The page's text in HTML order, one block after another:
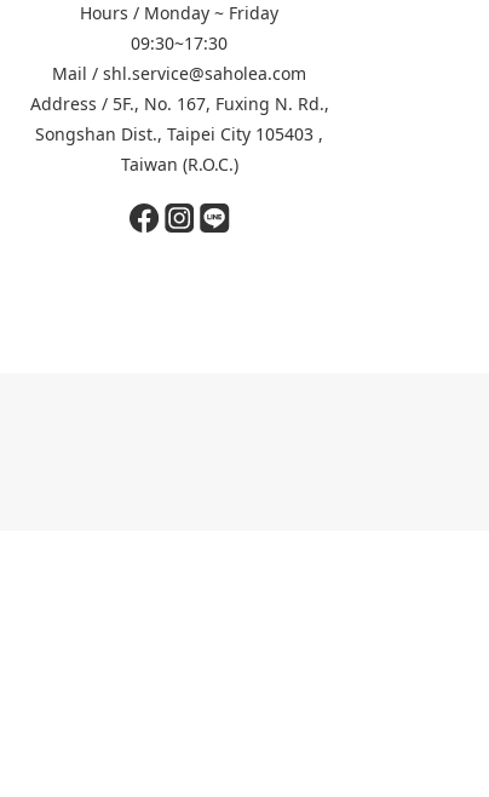
Hours / Monday ~ Friday
09:30~17:30
Mail / shl.service@saholea.com
Address / 5F., No. 167, Fuxing N. Rd.,
Songshan Dist., Taipei City 105403 ,
Taiwan (R.O.C.)